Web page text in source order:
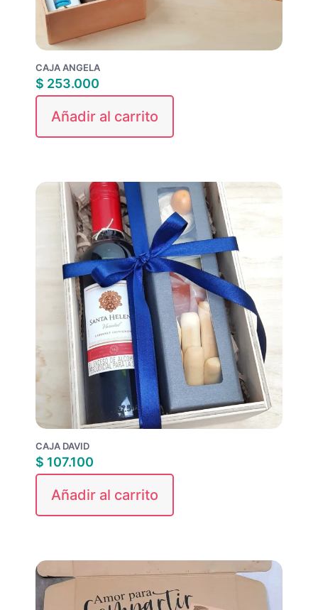
CAJA ANGELA
$ 253.000
Añadir al carrito
CAJA DAVID
$ 107.100
Añadir al carrito